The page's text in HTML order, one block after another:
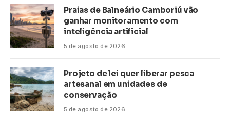
Praias de Balneário Camboriú vão
ganhar monitoramento com
inteligência artificial
5 de agosto de 2026
Projeto de lei quer liberar pesca
artesanal em unidades de
conservação
5 de agosto de 2026